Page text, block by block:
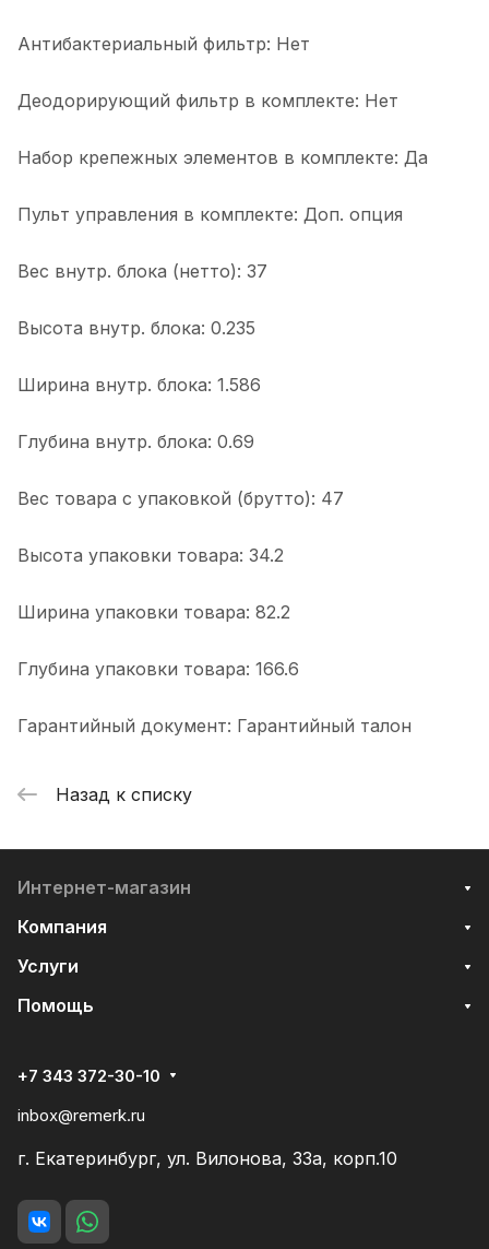
Антибактериальный фильтр: Нет
Деодорирующий фильтр в комплекте: Нет
Набор крепежных элементов в комплекте: Да
Пульт управления в комплекте: Доп. опция
Вес внутр. блока (нетто): 37
Высота внутр. блока: 0.235
Ширина внутр. блока: 1.586
Глубина внутр. блока: 0.69
Вес товара с упаковкой (брутто): 47
Высота упаковки товара: 34.2
Ширина упаковки товара: 82.2
Глубина упаковки товара: 166.6
Гарантийный документ: Гарантийный талон
Назад к списку
Интернет-магазин
Компания
Услуги
Помощь
+7 343 372-30-10
inbox@remerk.ru
г. Екатеринбург, ул. Вилонова, 33а, корп.10